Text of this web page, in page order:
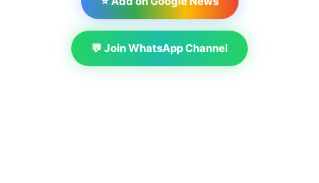
💬 Join WhatsApp Channel